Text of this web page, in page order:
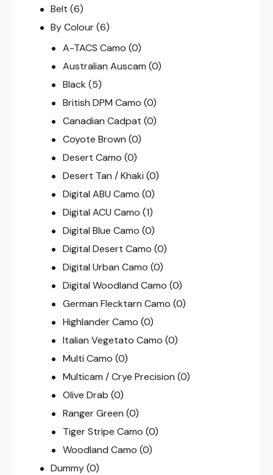
Belt (6)
By Colour (6)
A-TACS Camo (0)
Australian Auscam (0)
Black (5)
British DPM Camo (0)
Canadian Cadpat (0)
Coyote Brown (0)
Desert Camo (0)
Desert Tan / Khaki (0)
Digital ABU Camo (0)
Digital ACU Camo (1)
Digital Blue Camo (0)
Digital Desert Camo (0)
Digital Urban Camo (0)
Digital Woodland Camo (0)
German Flecktarn Camo (0)
Highlander Camo (0)
Italian Vegetato Camo (0)
Multi Camo (0)
Multicam / Crye Precision (0)
Olive Drab (0)
Ranger Green (0)
Tiger Stripe Camo (0)
Woodland Camo (0)
Dummy (0)